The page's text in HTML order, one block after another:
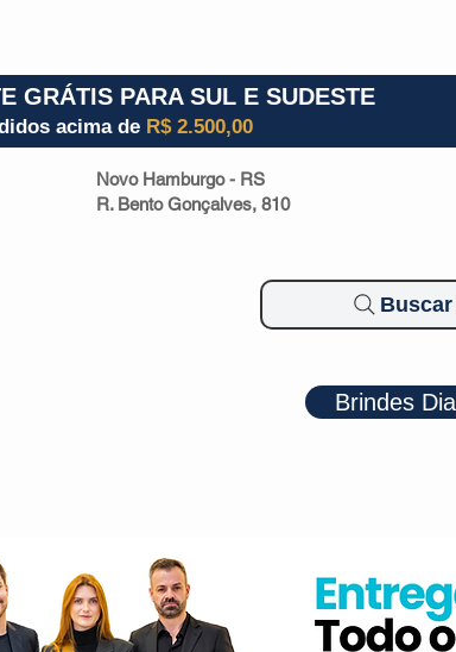
GRÁTIS PARA SUL E SUDESTE
acima de R$ 2.500,00
Novo Hamburgo - RS
R. Bento Gonçalves, 810
Brindes